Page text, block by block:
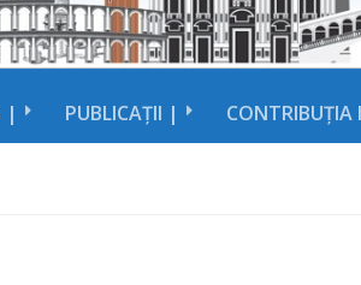
| PUBLICAȚII | CONTRIBUȚIA